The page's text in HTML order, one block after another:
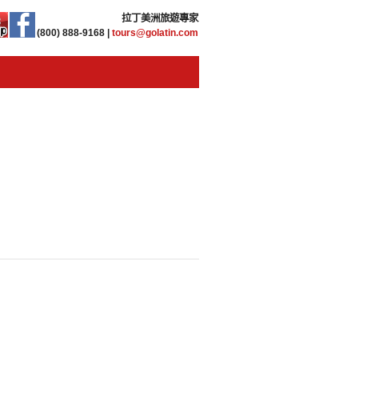
拉丁美洲旅遊專家
(800) 888-9168 | tours@golatin.com